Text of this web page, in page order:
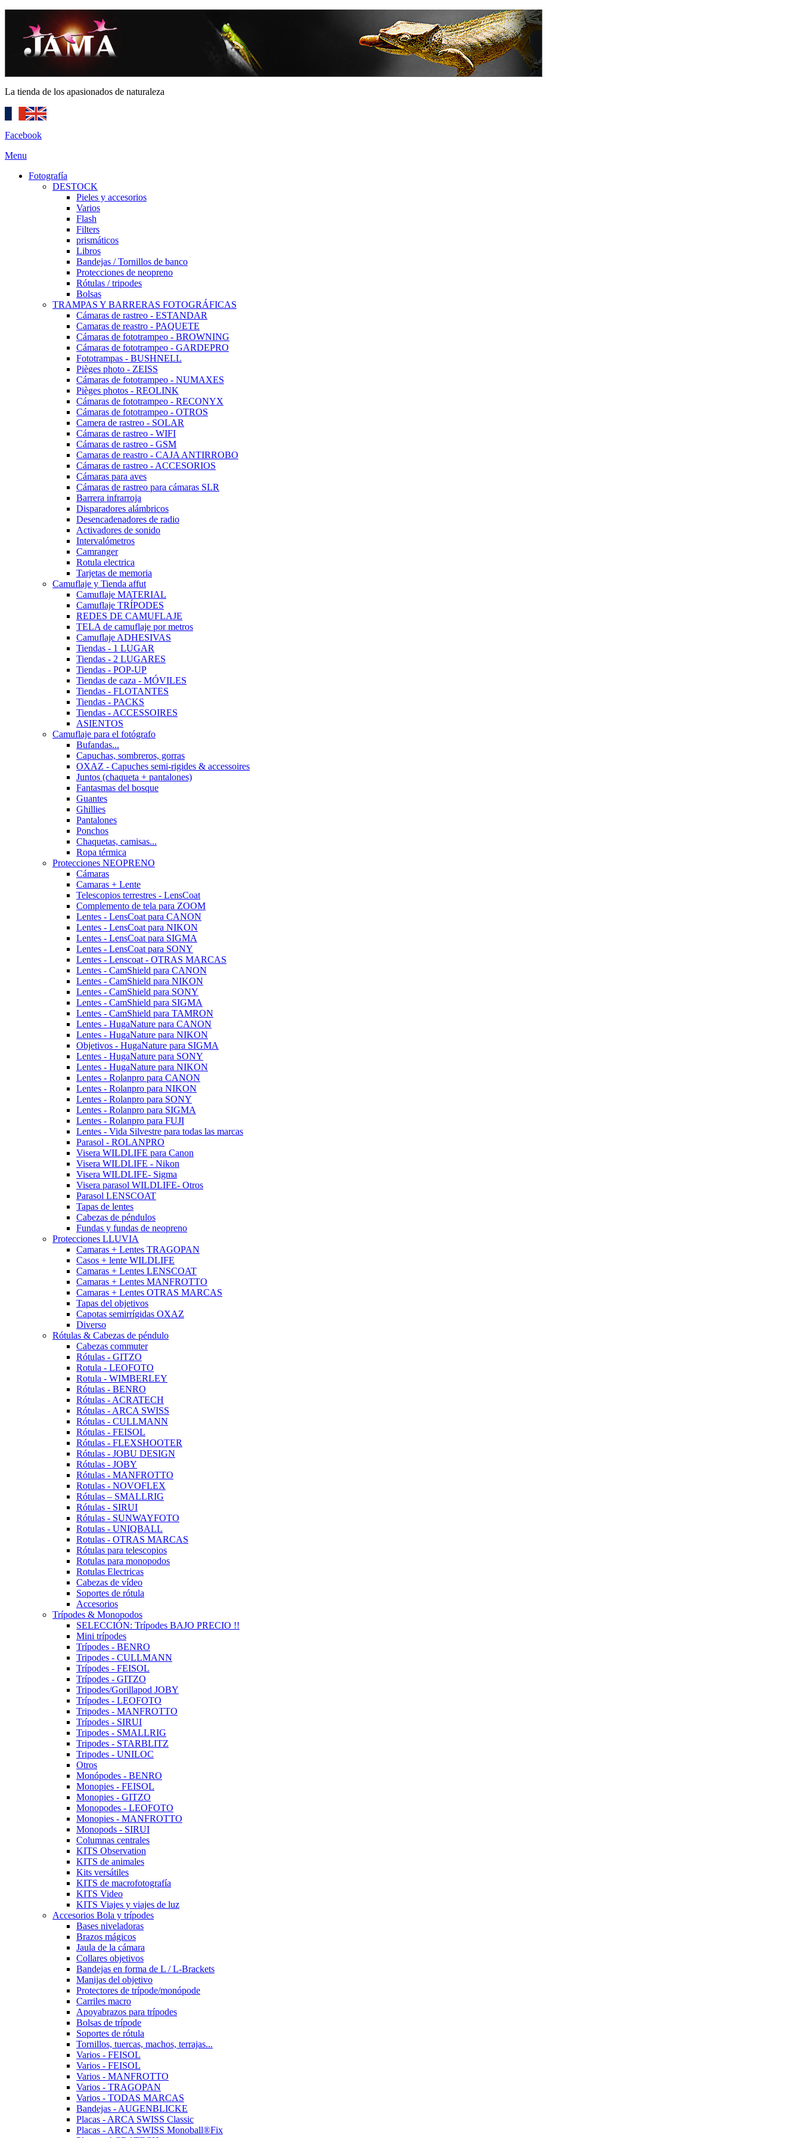
La tienda de los apasionados de naturaleza
Facebook
Menu
Fotografía
DESTOCK
Pieles y accesorios
Varios
Flash
Filters
prismáticos
Libros
Bandejas / Tornillos de banco
Protecciones de neopreno
Rótulas / tripodes
Bolsas
TRAMPAS Y BARRERAS FOTOGRÁFICAS
Cámaras de rastreo - ESTANDAR
Camaras de reastro - PAQUETE
Cámaras de fototrampeo - BROWNING
Cámaras de fototrampeo - GARDEPRO
Fototrampas - BUSHNELL
Pièges photo - ZEISS
Cámaras de fototrampeo - NUMAXES
Pièges photos - REOLINK
Cámaras de fototrampeo - RECONYX
Cámaras de fototrampeo - OTROS
Camera de rastreo - SOLAR
Cámaras de rastreo - WIFI
Cámaras de rastreo - GSM
Camaras de reastro - CAJA ANTIRROBO
Cámaras de rastreo - ACCESORIOS
Cámaras para aves
Cámaras de rastreo para cámaras SLR
Barrera infrarroja
Disparadores alámbricos
Desencadenadores de radio
Activadores de sonido
Intervalómetros
Camranger
Rotula electrica
Tarjetas de memoria
Camuflaje y Tienda affut
Camuflaje MATERIAL
Camuflaje TRÍPODES
REDES DE CAMUFLAJE
TELA de camuflaje por metros
Camuflaje ADHESIVAS
Tiendas - 1 LUGAR
Tiendas - 2 LUGARES
Tiendas - POP-UP
Tiendas de caza - MÓVILES
Tiendas - FLOTANTES
Tiendas - PACKS
Tiendas - ACCESSOIRES
ASIENTOS
Camuflaje para el fotógrafo
Bufandas...
Capuchas, sombreros, gorras
OXAZ - Capuches semi-rigides & accessoires
Juntos (chaqueta + pantalones)
Fantasmas del bosque
Guantes
Ghillies
Pantalones
Ponchos
Chaquetas, camisas...
Ropa térmica
Protecciones NEOPRENO
Cámaras
Camaras + Lente
Telescopios terrestres - LensCoat
Complemento de tela para ZOOM
Lentes - LensCoat para CANON
Lentes - LensCoat para NIKON
Lentes - LensCoat para SIGMA
Lentes - LensCoat para SONY
Lentes - Lenscoat - OTRAS MARCAS
Lentes - CamShield para CANON
Lentes - CamShield para NIKON
Lentes - CamShield para SONY
Lentes - CamShield para SIGMA
Lentes - CamShield para TAMRON
Lentes - HugaNature para CANON
Lentes - HugaNature para NIKON
Objetivos - HugaNature para SIGMA
Lentes - HugaNature para SONY
Lentes - HugaNature para NIKON
Lentes - Rolanpro para CANON
Lentes - Rolanpro para NIKON
Lentes - Rolanpro para SONY
Lentes - Rolanpro para SIGMA
Lentes - Rolanpro para FUJI
Lentes - Vida Silvestre para todas las marcas
Parasol - ROLANPRO
Visera WILDLIFE para Canon
Visera WILDLIFE - Nikon
Visera WILDLIFE- Sigma
Visera parasol WILDLIFE- Otros
Parasol LENSCOAT
Tapas de lentes
Cabezas de péndulos
Fundas y fundas de neopreno
Protecciones LLUVIA
Camaras + Lentes TRAGOPAN
Casos + lente WILDLIFE
Camaras + Lentes LENSCOAT
Camaras + Lentes MANFROTTO
Camaras + Lentes OTRAS MARCAS
Tapas del objetivos
Capotas semirrígidas OXAZ
Diverso
Rótulas & Cabezas de péndulo
Cabezas commuter
Rótulas - GITZO
Rotula - LEOFOTO
Rotula - WIMBERLEY
Rótulas - BENRO
Rótulas - ACRATECH
Rótulas - ARCA SWISS
Rótulas - CULLMANN
Rótulas - FEISOL
Rótulas - FLEXSHOOTER
Rótulas - JOBU DESIGN
Rótulas - JOBY
Rótulas - MANFROTTO
Rotulas - NOVOFLEX
Rótulas – SMALLRIG
Rótulas - SIRUI
Rótulas - SUNWAYFOTO
Rotulas - UNIQBALL
Rotulas - OTRAS MARCAS
Rótulas para telescopios
Rotulas para monopodos
Rotulas Electricas
Cabezas de vídeo
Soportes de rótula
Accesorios
Trípodes & Monopodos
SELECCIÓN: Trípodes BAJO PRECIO !!
Mini trípodes
Trípodes - BENRO
Tripodes - CULLMANN
Trípodes - FEISOL
Trípodes - GITZO
Tripodes/Gorillapod JOBY
Trípodes - LEOFOTO
Tripodes - MANFROTTO
Trípodes - SIRUI
Tripodes - SMALLRIG
Tripodes - STARBLITZ
Tripodes - UNILOC
Otros
Monópodes - BENRO
Monopies - FEISOL
Monopies - GITZO
Monopodes - LEOFOTO
Monopies - MANFROTTO
Monopods - SIRUI
Columnas centrales
KITS Observation
KITS de animales
Kits versátiles
KITS de macrofotografía
KITS Video
KITS Viajes y viajes de luz
Accesorios Bola y trípodes
Bases niveladoras
Brazos mágicos
Jaula de la cámara
Collares objetivos
Bandejas en forma de L / L-Brackets
Manijas del objetivo
Protectores de trípode/monópode
Carriles macro
Apoyabrazos para trípodes
Bolsas de trípode
Soportes de rótula
Tornillos, tuercas, machos, terrajas...
Varios - FEISOL
Varios - FEISOL
Varios - MANFROTTO
Varios - TRAGOPAN
Varios - TODAS MARCAS
Bandejas - AUGENBLICKE
Placas - ARCA SWISS Classic
Placas - ARCA SWISS Monoball®Fix